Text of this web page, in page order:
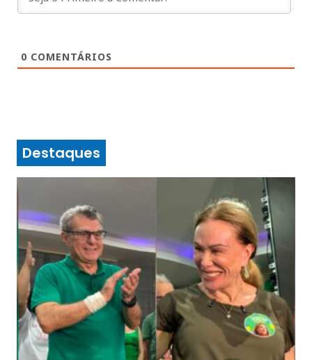
0 COMENTÁRIOS
Destaques